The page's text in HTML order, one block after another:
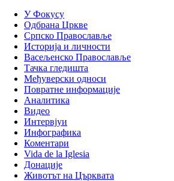
У Фокусу
Одбрана Цркве
Српско Православље
Историја и личности
Васељенско Православље
Тачка гледишта
Међуверски односи
Повратне информације
Аналитика
Видео
Интервјуи
Инфографика
Коментари
Vida de la Iglesia
Донације
Животът на Църквата